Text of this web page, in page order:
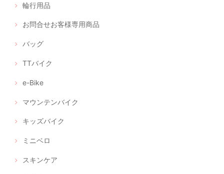
輪行用品
お問合せお客様専用商品
バッグ
TTバイク
e-Bike
マウンテンバイク
キッズバイク
ミニベロ
スキンケア